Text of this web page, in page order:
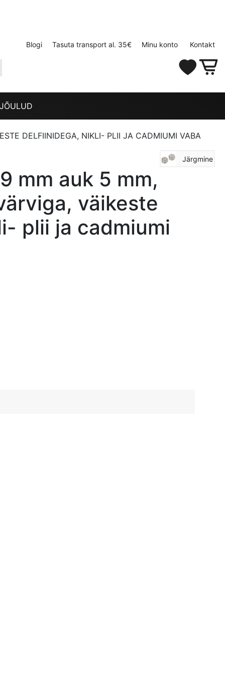
Blogi Tasuta transport al. 35€ Minu konto Kontakt
JÕULUD
DELFIINIDEGA, NIKLI- PLII JA CADMIUMI VABA
Järgmine
mm auk 5 mm,
väikeste
plii ja cadmiumi